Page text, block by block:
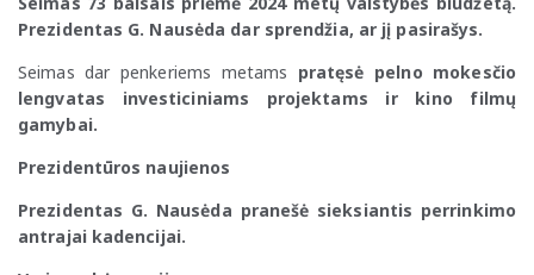
Prezidentas G. Nausėda dar sprendžia, ar jį pasirašys.
Seimas dar penkeriems metams pratęsė pelno mokesčio
lengvatas
investiciniams projektams ir kino filmų
gamybai.
Prezidentūros naujienos
Prezidentas G. Nausėda pranešė sieksiantis perrinkimo
antrajai kadencijai.